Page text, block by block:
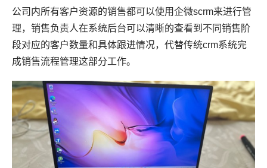
公司内所有客户资源的销售都可以使用企微scrm来进行管
理，销售负责人在系统后台可以清晰的查看到不同销售阶
段对应的客户数量和具体跟进情况，代替传统crm系统完
成销售流程管理这部分工作。